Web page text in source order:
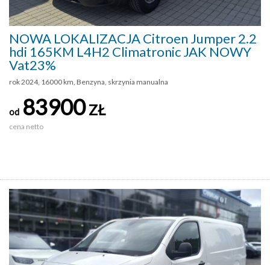
NOWA LOKALIZACJA Citroen Jumper 2.2
hdi 165KM L4H2 Climatronic JAK NOWY
Vat23%
rok 2024, 16000 km, Benzyna, skrzynia manualna
od 83900ZŁ
cena netto